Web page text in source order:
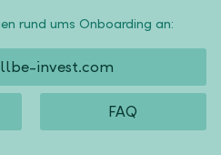
rund ums Onboarding an:
invest.com
FAQ